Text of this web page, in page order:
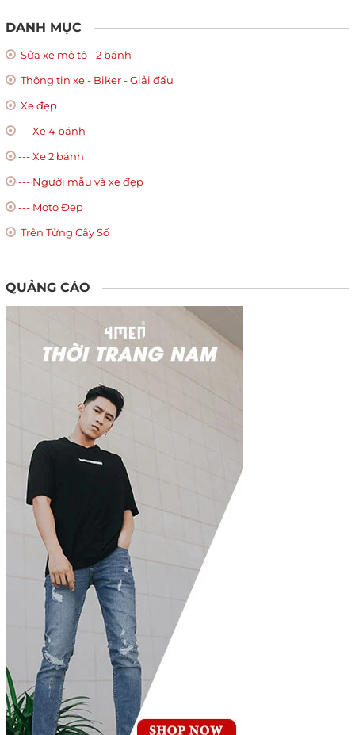
DANH MỤC
Sửa xe mô tô - 2 bánh
Thông tin xe - Biker - Giải đấu
Xe đẹp
--- Xe 4 bánh
--- Xe 2 bánh
--- Người mẫu và xe đẹp
--- Moto Đẹp
Trên Từng Cây Số
QUẢNG CÁO